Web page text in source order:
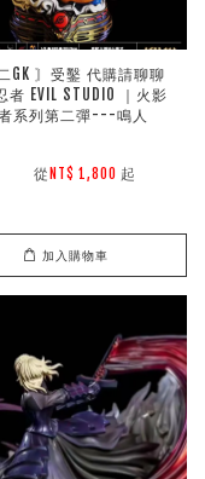
GK 〙受鑿 代購請聊聊
者 EVIL STUDIO ｜火影
系列第二彈---鳴人
        從
NT$ 1,800 起
加入購物車